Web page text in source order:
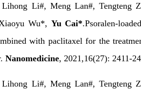
Li#, Meng Lan#, Tengteng
Wu*, Yu Cai*.Psoralen-
with paclitaxel for the
Nanomedicine, 2021,16(27): 2411-
Li#, Meng Lan#, Tengteng